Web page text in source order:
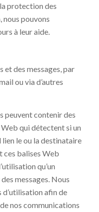
protection des
nous pouvons
à leur aide.
des messages, par
ou via d’autres
peuvent contenir des
qui détectent si un
le ou la destinataire
ces balises Web
qu’un
messages. Nous
afin de
nos communications